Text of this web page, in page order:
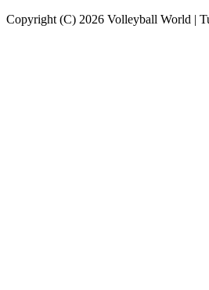
Copyright (C) 2026 Volleyball World |